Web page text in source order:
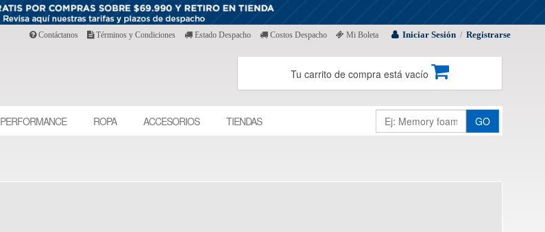
Iniciar Sesión / Registrarse
Contáctanos Términos y Condiciones Estado Despacho Costos Despacho Mi Boleta
Tu carrito de compra está vacío
PERFORMANCE ROPA ACCESORIOS TIENDAS GO